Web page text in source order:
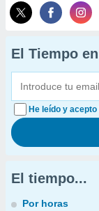
El Tiempo
He leído y
El tiempo...
Por horas